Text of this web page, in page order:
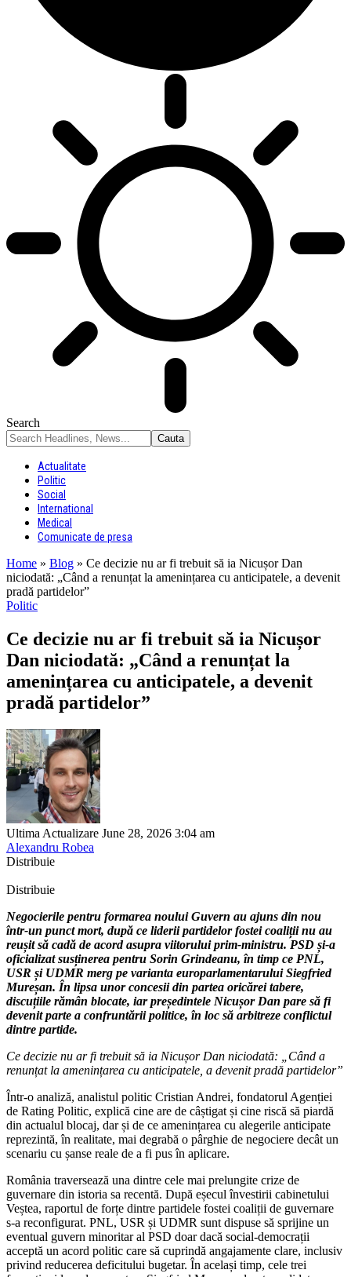
Search
Actualitate
Politic
Social
International
Medical
Comunicate de presa
Home » Blog » Ce decizie nu ar fi trebuit să ia Nicușor Dan
niciodată: „Când a renunțat la amenințarea cu anticipatele, a devenit
pradă partidelor”
Politic
Ce decizie nu ar fi trebuit să ia Nicușor
Dan niciodată: „Când a renunțat la
amenințarea cu anticipatele, a devenit
pradă partidelor”
Ultima Actualizare June 28, 2026 3:04 am
Alexandru Robea
Distribuie
Distribuie
Negocierile pentru formarea noului Guvern au ajuns din nou
într-un punct mort, după ce liderii partidelor fostei coaliții nu au
reușit să cadă de acord asupra viitorului prim-ministru. PSD și-a
oficializat susținerea pentru Sorin Grindeanu, în timp ce PNL,
USR și UDMR merg pe varianta europarlamentarului Siegfried
Mureșan. În lipsa unor concesii din partea oricărei tabere,
discuțiile rămân blocate, iar președintele Nicușor Dan pare să fi
devenit parte a confruntării politice, în loc să arbitreze conflictul
dintre partide.
Ce decizie nu ar fi trebuit să ia Nicușor Dan niciodată: „Când a
renunțat la amenințarea cu anticipatele, a devenit pradă partidelor”
Într-o analiză, analistul politic Cristian Andrei, fondatorul Agenției
de Rating Politic, explică cine are de câștigat și cine riscă să piardă
din actualul blocaj, dar și de ce amenințarea cu alegerile anticipate
reprezintă, în realitate, mai degrabă o pârghie de negociere decât un
scenariu cu șanse reale de a fi pus în aplicare.
România traversează una dintre cele mai prelungite crize de
guvernare din istoria sa recentă. După eșecul învestirii cabinetului
Veștea, raportul de forțe dintre partidele fostei coaliții de guvernare
s-a reconfigurat. PNL, USR și UDMR sunt dispuse să sprijine un
eventual guvern minoritar al PSD doar dacă social-democrații
acceptă un acord politic care să cuprindă angajamente clare, inclusiv
privind reducerea deficitului bugetar. În același timp, cele trei